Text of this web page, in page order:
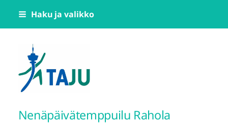
Siirry
Haku ja valikko
Tampereen Jumppatiimi TAJU ry
Nenäpäivätemppuilu Rahola